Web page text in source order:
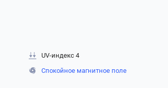
UV-индекс 4
Спокойное магнитное поле